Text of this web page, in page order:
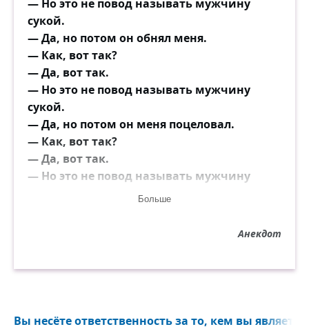
Они провоют жалобными нотами,
Когда себя однажды ощутят
Всё, всё навек спустившими банкротами.
Нет, нет, не стыд! Такая вещь, как
«стыдно»,
Ни разу не встречалась в их крови.
А будет им до ярости завидно
Смотреть на то, как слишком очевидно
Другие люди счастливы в любви!
— Но это не повод называть мужчину
сукой.
— Да, но потом он обнял меня.
— Как, вот так?
— Да, вот так.
— Но это не повод называть мужчину
сукой.
— Да, но потом он меня поцеловал.
— Как, вот так?
— Да, вот так.
— Но это не повод называть мужчину
штучку...
Больше
Анекдот
Вы несёте ответственность за то, кем вы